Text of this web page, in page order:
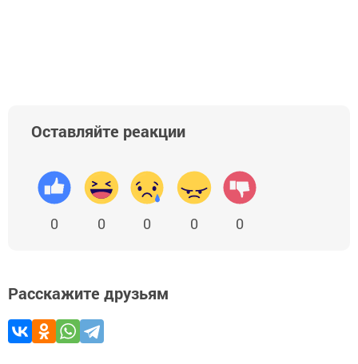
Оставляйте реакции
0 0 0 0 0
Расскажите друзьям